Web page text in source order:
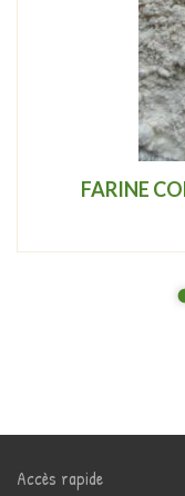
FARINE
Accès rapide